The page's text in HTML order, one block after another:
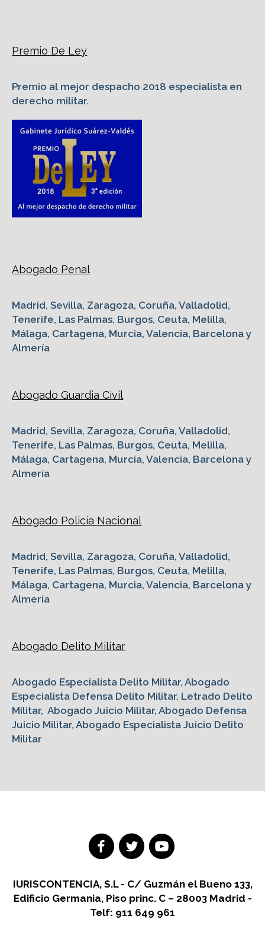
Premio De Ley
Premio al mejor despacho 2018 especialista en
derecho militar.
Abogado Penal
Madrid, Sevilla, Zaragoza, Coruña, Valladolid,
Tenerife, Las Palmas, Burgos, Ceuta, Melilla,
Málaga, Cartagena, Murcia, Valencia, Barcelona y
Almería
Abogado Guardia Civil
Madrid, Sevilla, Zaragoza, Coruña, Valladolid,
Tenerife, Las Palmas, Burgos, Ceuta, Melilla,
Málaga, Cartagena, Murcia, Valencia, Barcelona y
Almería
Abogado Policía Nacional
Madrid, Sevilla, Zaragoza, Coruña, Valladolid,
Tenerife, Las Palmas, Burgos, Ceuta, Melilla,
Málaga, Cartagena, Murcia, Valencia, Barcelona y
Almería
Abogado Delito Militar
Abogado Especialista Delito Militar, Abogado
Especialista Defensa Delito Militar, Letrado Delito
Militar, Abogado Juicio Militar, Abogado Defensa
Juicio Militar, Abogado Especialista Juicio Delito
Militar
IURISCONTENCIA, S.L - C/ Guzmán el Bueno 133,
Edificio Germania, Piso princ. C – 28003 Madrid -
Telf: 911 649 961